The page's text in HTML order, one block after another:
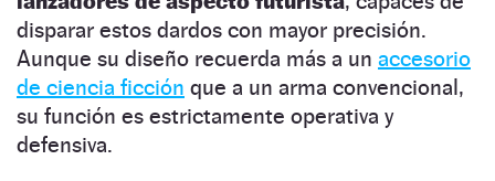
disparar estos dardos con mayor precisión.
Aunque su diseño recuerda más a un accesorio
de ciencia ficción que a un arma convencional,
su función es estrictamente operativa y
defensiva.